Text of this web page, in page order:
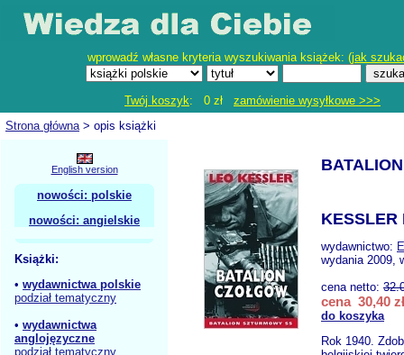
wprowadź własne kryteria wyszukiwania książek: (jak
Twój koszyk: 0 zł zamówienie wysyłkowe >>>
Strona główna> opis książki
English version
nowości: polskie
nowości: angielskie
Książki:
• wydawnictwa polskie
podział tematyczny
• wydawnictwa
anglojęzyczne
podział tematyczny
KESSLER
wydawnictwo:
wydania 2009,
cena netto:
cena 30,40 zł
do koszyka
Rok 1940.